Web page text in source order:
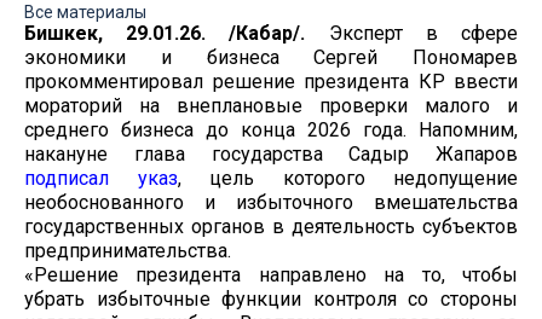
Все материалы
Бишкек, 29.01.26. /Кабар/. Эксперт в сфере
экономики и бизнеса Сергей Пономарев
прокомментировал решение президента КР ввести
мораторий на внеплановые проверки малого и
среднего бизнеса до конца 2026 года. Напомним,
накануне глава государства Садыр Жапаров
подписал указ, цель которого недопущение
необоснованного и избыточного вмешательства
государственных органов в деятельность субъектов
предпринимательства.
«Решение президента направлено на то, чтобы
убрать избыточные функции контроля со стороны